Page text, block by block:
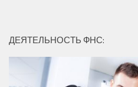
ДЕЯТЕЛЬНОСТЬ ФНС: